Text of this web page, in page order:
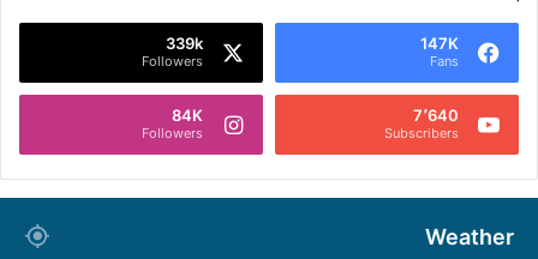
147K
Fans
339k
Followers
7٬640
Subscribers
84K
Followers
Weather